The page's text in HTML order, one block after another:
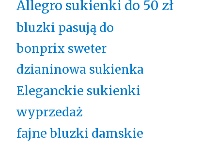
Allegro sukienki do 50 zł
bluzki pasują do
bonprix sweter
dzianinowa sukienka
Eleganckie sukienki
wyprzedaż
fajne bluzki damskie